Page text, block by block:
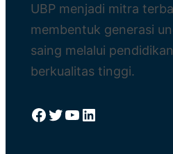
UBP menjadi mitra
membentuk generasi
saing melalui
berkualitas tinggi.
Facebook Twitter YouTube LinkedIn